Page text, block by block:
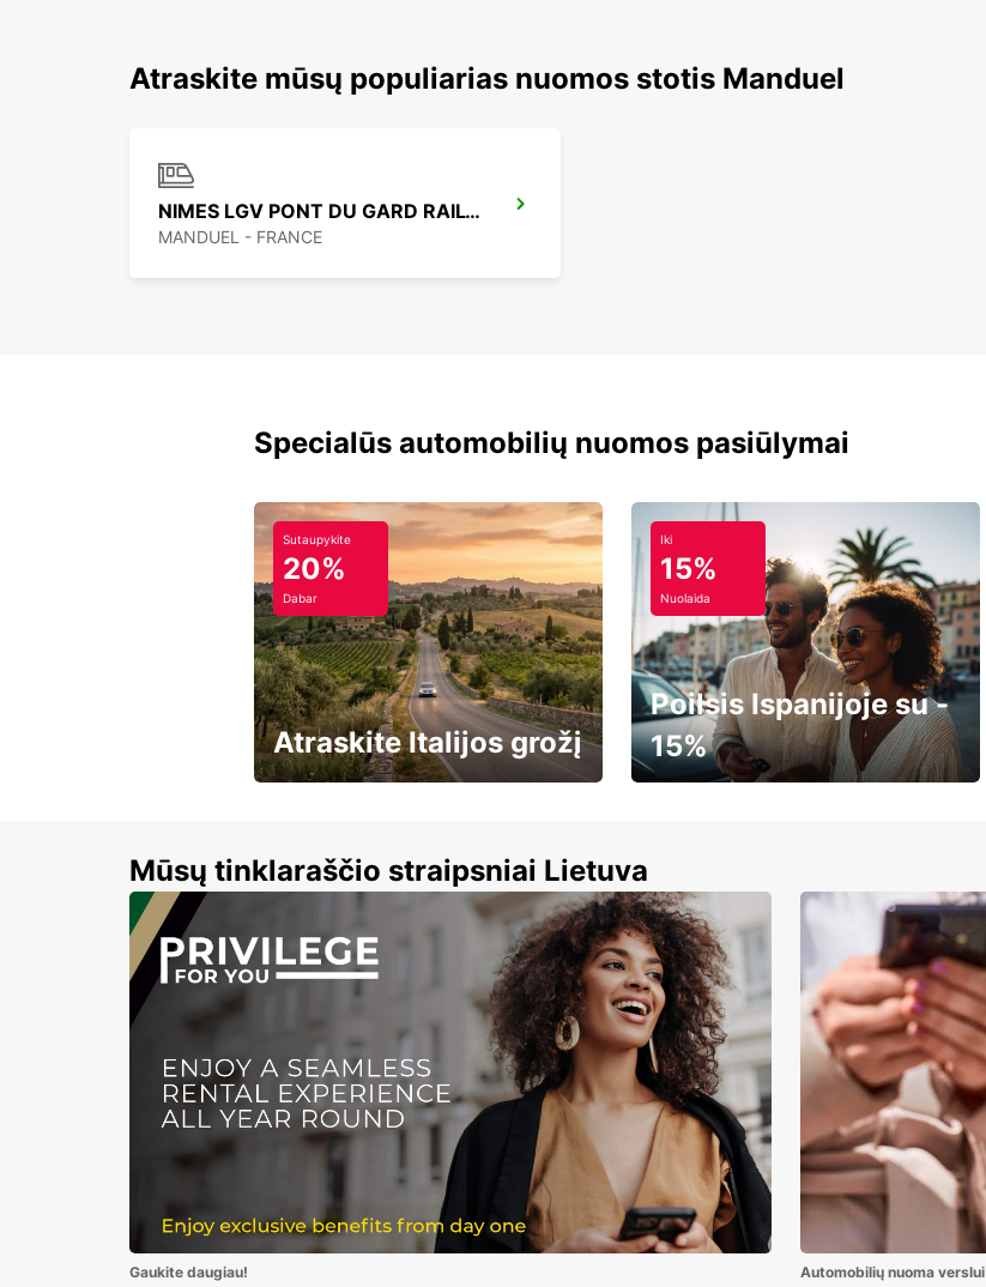
Atraskite mūsų populiarias nuomos stotis Manduel
NIMES LGV PONT DU GARD RAILWAY STATION
MANDUEL - FRANCE
Specialūs automobilių nuomos pasiūlymai
Sutaupykite
20%
Dabar
Atraskite Italijos grožį
Iki
15%
Nuolaida
Poilsis Ispanijoje su -
15%
Mūsų tinklaraščio straipsniai Lietuva
Gaukite daugiau! Automobilių nuoma verslui